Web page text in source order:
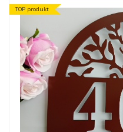
TOP produkt